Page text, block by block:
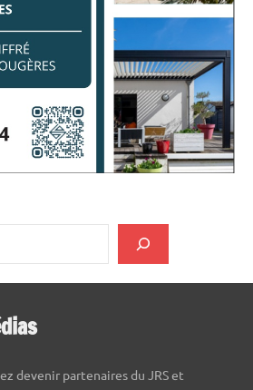
devenir partenaires du JRS et